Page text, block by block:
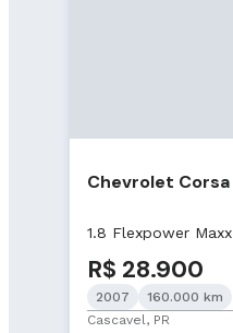
Chevrolet Corsa
1.8 Flexpower Maxx
R$ 28.900
2007
160.000 km
Cascavel, PR